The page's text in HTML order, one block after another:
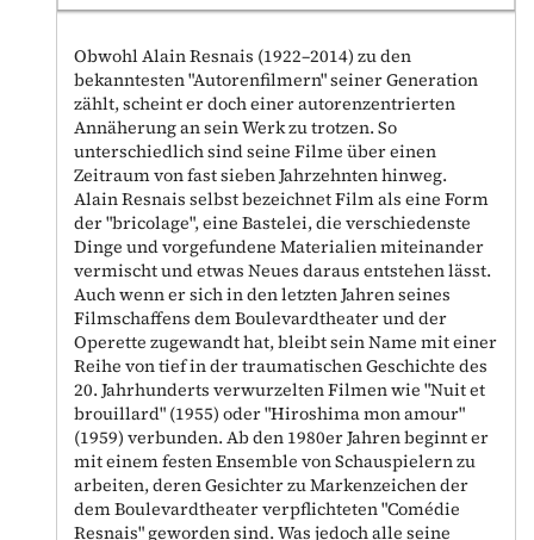
Obwohl Alain Resnais (1922–2014) zu den
bekanntesten "Autorenfilmern" seiner Generation
zählt, scheint er doch einer autorenzentrierten
Annäherung an sein Werk zu trotzen. So
unterschiedlich sind seine Filme über einen
Zeitraum von fast sieben Jahrzehnten hinweg.
Alain Resnais selbst bezeichnet Film als eine Form
der "bricolage", eine Bastelei, die verschiedenste
Dinge und vorgefundene Materialien miteinander
vermischt und etwas Neues daraus entstehen lässt.
Auch wenn er sich in den letzten Jahren seines
Filmschaffens dem Boulevardtheater und der
Operette zugewandt hat, bleibt sein Name mit einer
Reihe von tief in der traumatischen Geschichte des
20. Jahrhunderts verwurzelten Filmen wie "Nuit et
brouillard" (1955) oder "Hiroshima mon amour"
(1959) verbunden. Ab den 1980er Jahren beginnt er
mit einem festen Ensemble von Schauspielern zu
arbeiten, deren Gesichter zu Markenzeichen der
dem Boulevardtheater verpflichteten "Comédie
Resnais" geworden sind. Was jedoch alle seine